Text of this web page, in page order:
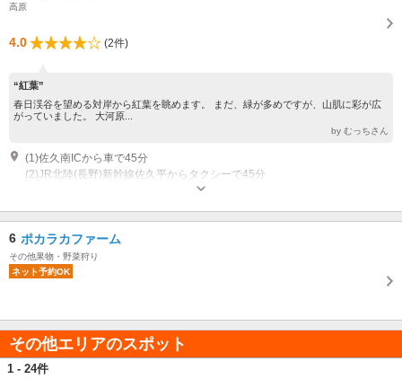
高原
4.0 (2件)
“紅葉”
春日渓谷を望める対岸から紅葉を眺めます。 まだ、緑が多めですが、山肌に彩が広
がっていました。 大河原...
by むっちさん
(1)佐久南ICから車で45分
(2)JR北陸(長野)新幹線佐久平からタクシーで45分
6 ポカラカファーム
その他果物・野菜狩り
ネット予約OK
その他エリアのスポット
1 - 24件